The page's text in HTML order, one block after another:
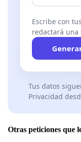
Escribe con
redactará
Tus datos
Privacidad
Otras peticiones que